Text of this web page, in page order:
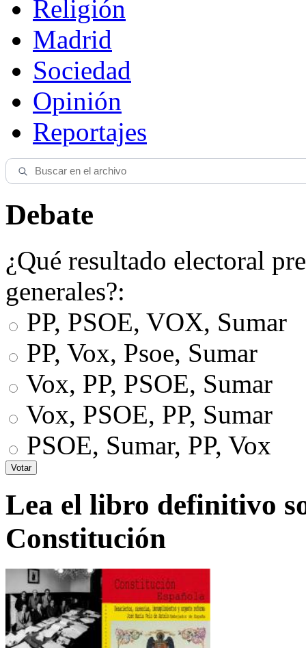
Religión
Madrid
Sociedad
Opinión
Reportajes
Debate
¿Qué resultado electoral
generales?:
PP, PSOE, VOX, Sumar
PP, Vox, Psoe, Sumar
Vox, PP, PSOE, Sumar
Vox, PSOE, PP, Sumar
PSOE, Sumar, PP, Vox
Lea el libro definitivo
Constitución